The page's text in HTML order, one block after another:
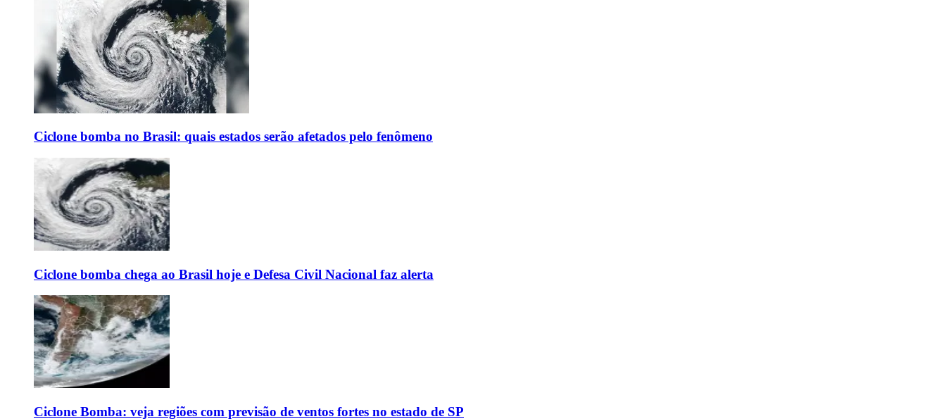
Ciclone bomba no Brasil: quais estados serão afetados pelo fenômeno
Ciclone bomba chega ao Brasil hoje e Defesa Civil Nacional faz alerta
Ciclone Bomba: veja regiões com previsão de ventos fortes no estado de SP